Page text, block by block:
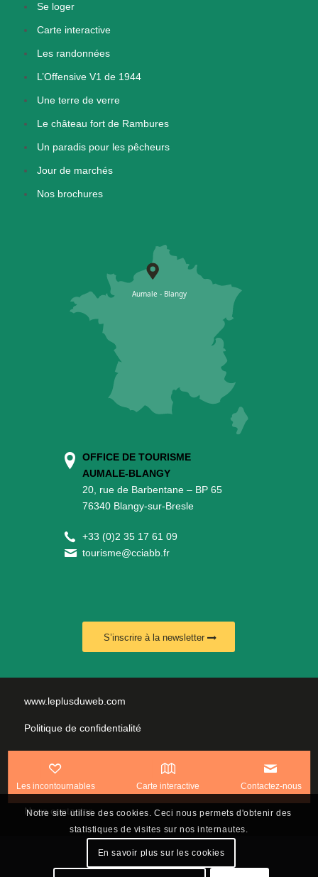
Les incontournables Carte interactive Contactez-nous
Se loger
Carte interactive
Les randonnées
L’Offensive V1 de 1944
Une terre de verre
Le château fort de Rambures
Un paradis pour les pêcheurs
Jour de marchés
Nos brochures
OFFICE DE TOURISME
AUMALE-BLANGY
20, rue de Barbentane – BP 65
76340 Blangy-sur-Bresle
+33 (0)2 35 17 61 09
tourisme@cciabb.fr
S’inscrire à la newsletter
www.leplusduweb.com
Politique de confidentialité
Mentions légales
Nous contacter
Notre site utilise des cookies. Ceci nous permets d'obtenir des
statistiques de visites sur nos internautes.
En savoir plus sur les cookies